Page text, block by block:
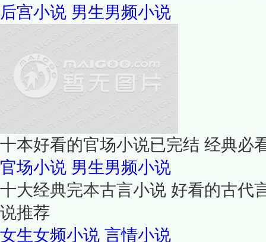
后宫小说 男生男频小说
十本好看的官场小说已完结 经典必
官场小说 男生男频小说
十大经典完本古言小说 好看的古代
说推荐
女生女频小说 言情小说